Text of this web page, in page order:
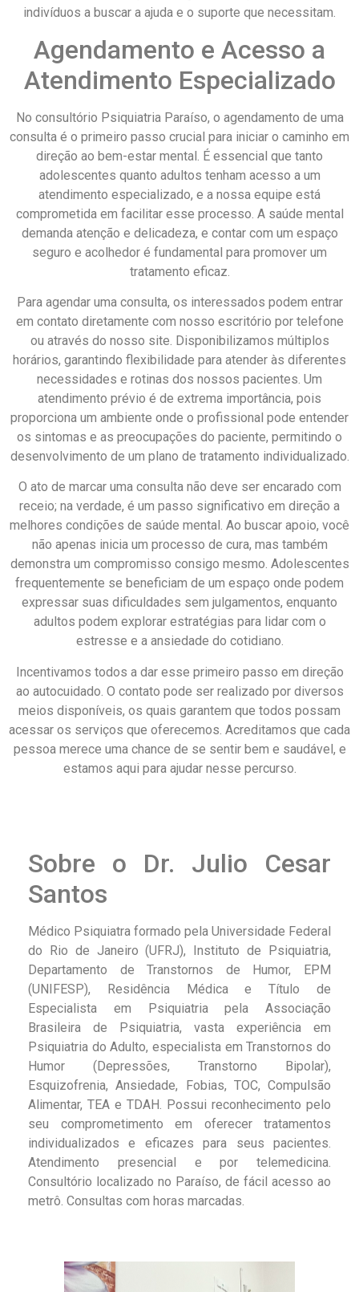
indivíduos a buscar a ajuda e o suporte que necessitam.
Agendamento e Acesso a
Atendimento Especializado
No consultório Psiquiatria Paraíso, o agendamento de uma
consulta é o primeiro passo crucial para iniciar o caminho em
direção ao bem-estar mental. É essencial que tanto
adolescentes quanto adultos tenham acesso a um
atendimento especializado, e a nossa equipe está
comprometida em facilitar esse processo. A saúde mental
demanda atenção e delicadeza, e contar com um espaço
seguro e acolhedor é fundamental para promover um
tratamento eficaz.
Para agendar uma consulta, os interessados podem entrar
em contato diretamente com nosso escritório por telefone
ou através do nosso site. Disponibilizamos múltiplos
horários, garantindo flexibilidade para atender às diferentes
necessidades e rotinas dos nossos pacientes. Um
atendimento prévio é de extrema importância, pois
proporciona um ambiente onde o profissional pode entender
os sintomas e as preocupações do paciente, permitindo o
desenvolvimento de um plano de tratamento individualizado.
O ato de marcar uma consulta não deve ser encarado com
receio; na verdade, é um passo significativo em direção a
melhores condições de saúde mental. Ao buscar apoio, você
não apenas inicia um processo de cura, mas também
demonstra um compromisso consigo mesmo. Adolescentes
frequentemente se beneficiam de um espaço onde podem
expressar suas dificuldades sem julgamentos, enquanto
adultos podem explorar estratégias para lidar com o
estresse e a ansiedade do cotidiano.
Incentivamos todos a dar esse primeiro passo em direção
ao autocuidado. O contato pode ser realizado por diversos
meios disponíveis, os quais garantem que todos possam
acessar os serviços que oferecemos. Acreditamos que cada
pessoa merece uma chance de se sentir bem e saudável, e
estamos aqui para ajudar nesse percurso.
Sobre o Dr. Julio Cesar
Santos
Médico Psiquiatra formado pela Universidade Federal
do Rio de Janeiro (UFRJ), Instituto de Psiquiatria,
Departamento de Transtornos de Humor, EPM
(UNIFESP), Residência Médica e Título de
Especialista em Psiquiatria pela Associação
Brasileira de Psiquiatria, vasta experiência em
Psiquiatria do Adulto, especialista em Transtornos do
Humor (Depressões, Transtorno Bipolar),
Esquizofrenia, Ansiedade, Fobias, TOC, Compulsão
Alimentar, TEA e TDAH. Possui reconhecimento pelo
seu comprometimento em oferecer tratamentos
individualizados e eficazes para seus pacientes.
Atendimento presencial e por telemedicina.
Consultório localizado no Paraíso, de fácil acesso ao
metrô. Consultas com horas marcadas.